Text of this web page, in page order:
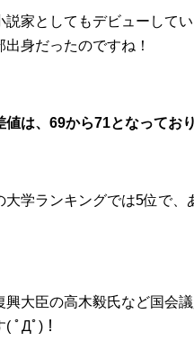
説家としてもデビューして
身だったのですね！
は、69から71となってお
学ランキングでは5位で、
興大臣の高木毅氏など国会
ﾟДﾟ)！